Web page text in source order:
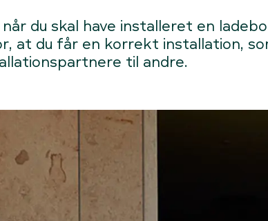
du skal have installeret en
at du får en korrekt installation,
til andre.